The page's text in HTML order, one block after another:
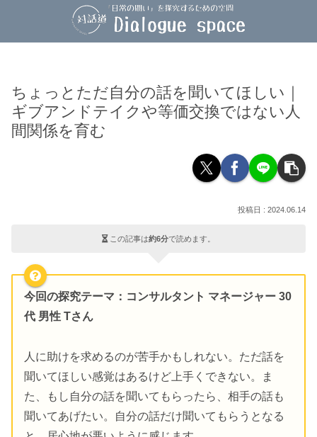
ちょっとただ自分の話を聞いてほしい｜
ギブアンドテイクや等価交換ではない人
間関係を育む
2024.06.14
この記事は約6分で読めます。
今回の探究テーマ ：コンサルタント マネージャー 30
代 男性 Tさん
人に助けを求めるのが苦手かもしれない。ただ話を
聞いてほしい感覚はあるけど上手くできない。ま
た、もし自分の話を聞いてもらったら、相手の話も
聞いてあげたい。自分の話だけ聞いてもらうとなる